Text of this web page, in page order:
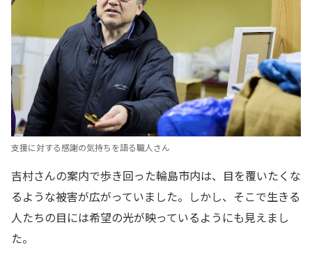
支援に対する感謝の気持ちを語る職人さん
吉村さんの案内で歩き回った輪島市内は、目を覆いたくな
るような被害が広がっていました。しかし、そこで生きる
人たちの目には希望の光が映っているようにも見えまし
た。